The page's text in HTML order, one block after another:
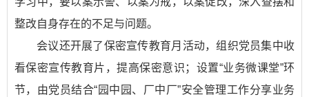
整改自身存在的不足与问题。
会议还开展了保密宣传教育月活动，组织党员集中收
看保密宣传教育片，提高保密意识；设置“业务微课堂”环
节，由党员结合“园中园、厂中厂”安全管理工作分享业务